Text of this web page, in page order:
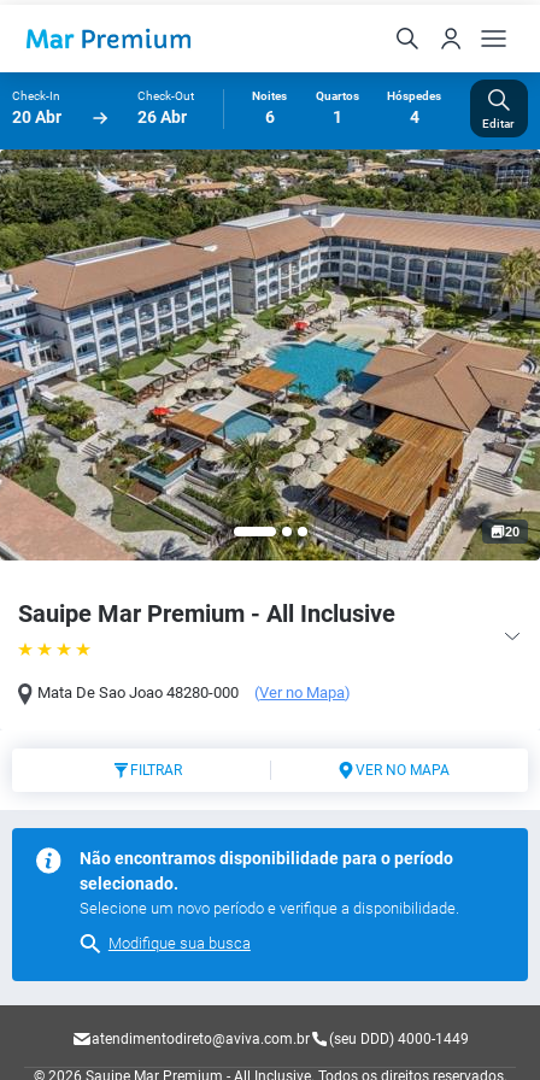
Check-In
20 Abr
Check-Out
26 Abr
Noites
6
Quartos
1
Hóspedes
4 Editar
Sauipe Mar Premium - All Inclusive
Mata De Sao Joao 48280-000 (Ver no Mapa)
20
FILTRAR VER NO MAPA
Não encontramos disponibilidade para o período
selecionado.
Selecione um novo período e verifique a disponibilidade.
Modifique sua busca
atendimentodireto@aviva.com.br (seu DDD) 4000-1449
© 2026 Sauipe Mar Premium - All Inclusive. Todos os direitos reservados.